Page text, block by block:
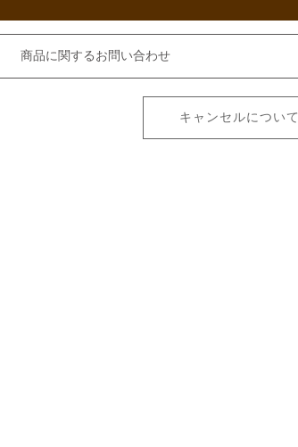
商品に関するお問い合わせ
キャンセルについて